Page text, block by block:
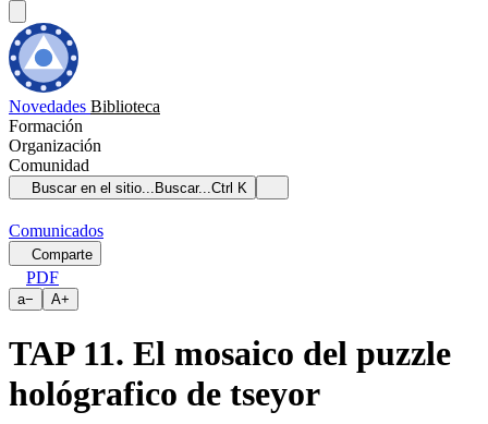
Novedades Biblioteca
Formación
Organización
Comunidad
Buscar en el sitio... Buscar...Ctrl K
Comunicados
Comparte
PDF
a− A+
TAP 11. El mosaico del puzzle
hológrafico de tseyor